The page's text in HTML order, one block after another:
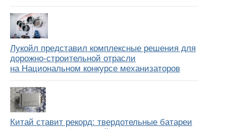
Лукойл представил комплексные решения для
дорожно-строительной отрасли
на Национальном конкурсе механизаторов
Китай ставит рекорд: твердотельные батареи